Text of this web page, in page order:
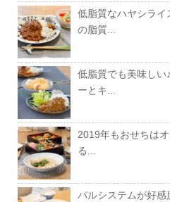
低脂質なハヤシラ
の脂質...
低脂質でも美味しい
ーとキ...
2019年もおせちは
る...
パルシステムが好感